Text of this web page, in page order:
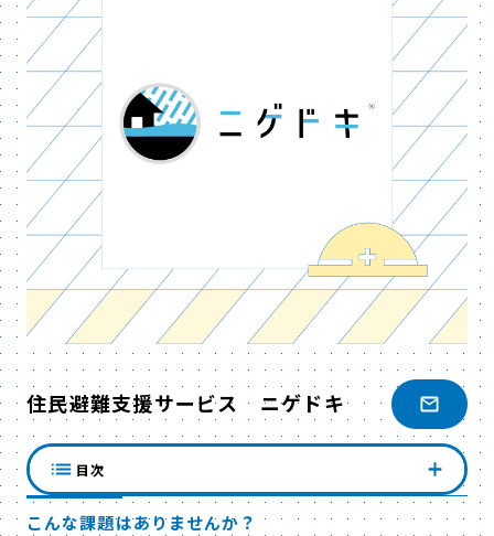
住民避難支援サービス ニゲドキ
こんな課題はありませんか？
目次